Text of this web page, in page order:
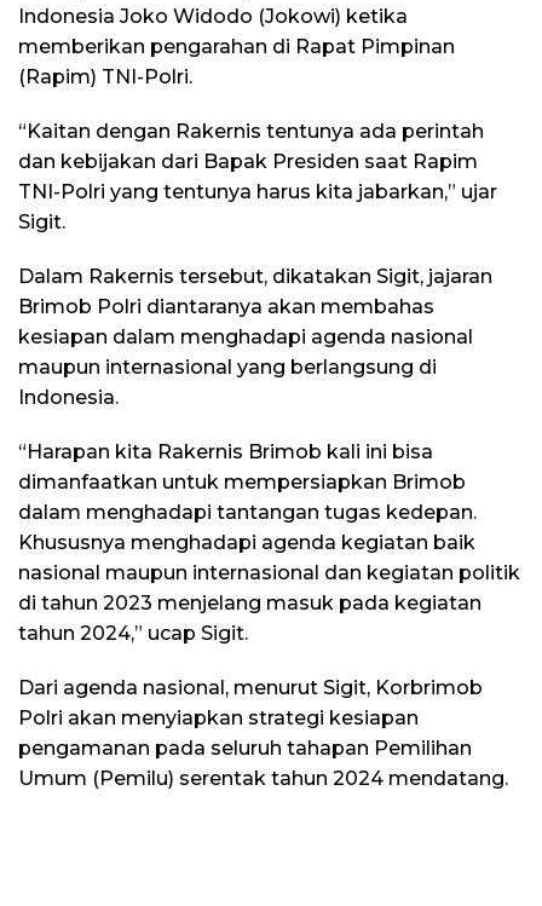
Indonesia Joko Widodo (Jokowi) ketika
memberikan pengarahan di Rapat Pimpinan
(Rapim) TNI-Polri.
“Kaitan dengan Rakernis tentunya ada perintah
dan kebijakan dari Bapak Presiden saat Rapim
TNI-Polri yang tentunya harus kita jabarkan,” ujar
Sigit.
Dalam Rakernis tersebut, dikatakan Sigit, jajaran
Brimob Polri diantaranya akan membahas
kesiapan dalam menghadapi agenda nasional
maupun internasional yang berlangsung di
Indonesia.
“Harapan kita Rakernis Brimob kali ini bisa
dimanfaatkan untuk mempersiapkan Brimob
dalam menghadapi tantangan tugas kedepan.
Khususnya menghadapi agenda kegiatan baik
nasional maupun internasional dan kegiatan politik
di tahun 2023 menjelang masuk pada kegiatan
tahun 2024,” ucap Sigit.
Dari agenda nasional, menurut Sigit, Korbrimob
Polri akan menyiapkan strategi kesiapan
pengamanan pada seluruh tahapan Pemilihan
Umum (Pemilu) serentak tahun 2024 mendatang.